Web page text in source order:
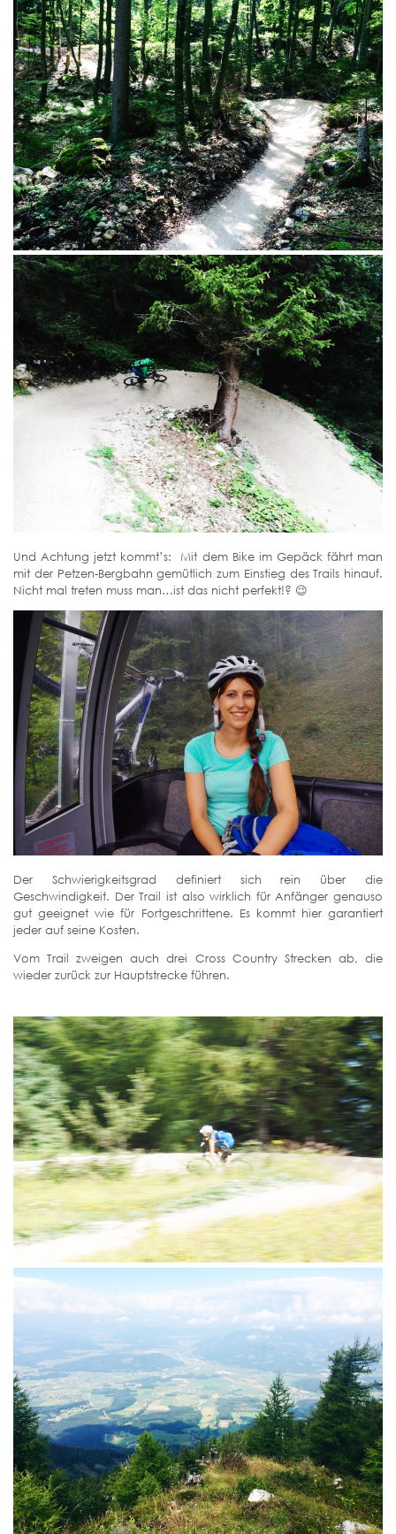
Und Achtung jetzt kommt’s: Mit dem Bike im Gepäck fährt man
mit der Petzen-Bergbahn gemütlich zum Einstieg des Trails hinauf.
Nicht mal treten muss man…ist das nicht perfekt!? 😉
Der Schwierigkeitsgrad definiert sich rein über die
Geschwindigkeit. Der Trail ist also wirklich für Anfänger genauso
gut geeignet wie für Fortgeschrittene. Es kommt hier garantiert
jeder auf seine Kosten.
Vom Trail zweigen auch drei Cross Country Strecken ab, die
wieder zurück zur Hauptstrecke führen.